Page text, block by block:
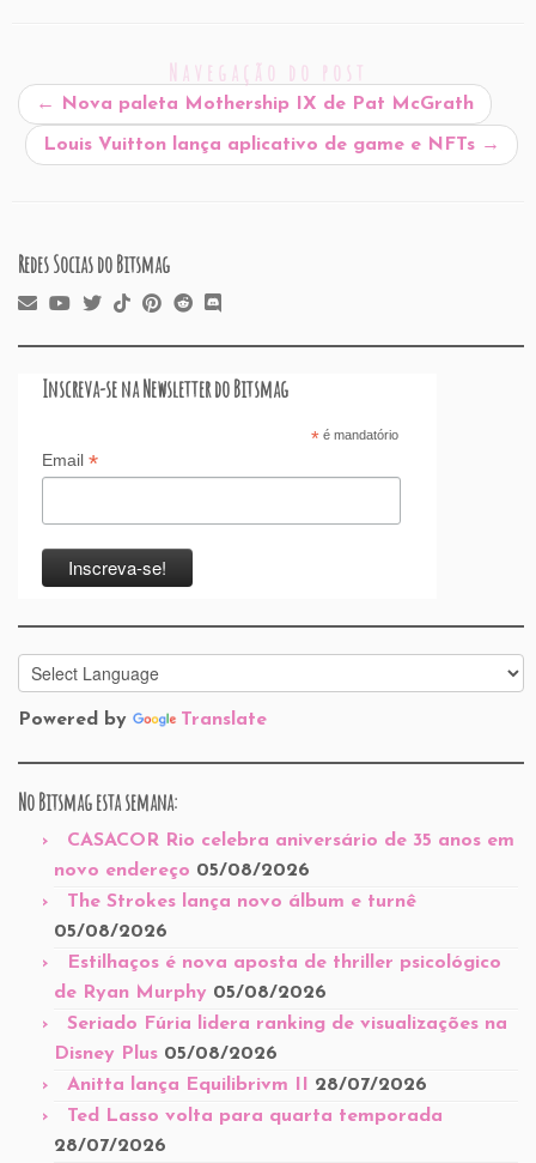
b
o
o
e
dI
n
A
p
p
P
re
ss
t
d
s
d
o
n
Navegação do post
← Nova paleta Mothership IX de Pat McGrath
Louis Vuitton lança aplicativo de game e NFTs →
Redes Socias do Bitsmag
Inscreva-se na Newsletter do Bitsmag
*é mandatório
Email *
Powered by Translate
No Bitsmag esta semana:
CASACOR Rio celebra aniversário de 35 anos em
novo endereço 05/08/2026
The Strokes lança novo álbum e turnê
05/08/2026
Estilhaços é nova aposta de thriller psicológico
de Ryan Murphy 05/08/2026
Seriado Fúria lidera ranking de visualizações na
Disney Plus 05/08/2026
Anitta lança Equilibrivm II 28/07/2026
Ted Lasso volta para quarta temporada
28/07/2026